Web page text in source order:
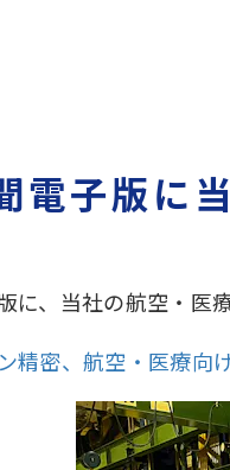
電子版に
に、当社の航空・医
精密、航空・医療